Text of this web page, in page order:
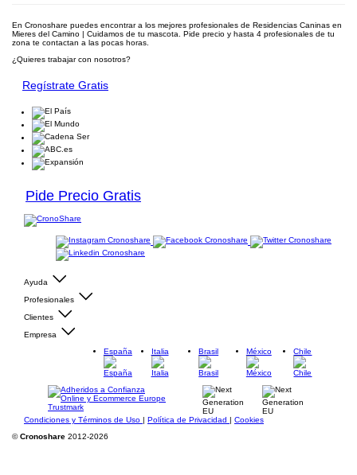
En Cronoshare puedes encontrar a los mejores profesionales de Residencias Caninas en
Mieres del Camino | Cuidamos de tu mascota. Pide precio y hasta 4 profesionales de tu
zona te contactan a las pocas horas.
¿Quieres trabajar con nosotros?
Regístrate Gratis
Pide Precio Gratis
Ayuda
Profesionales
Clientes
Empresa
España
Italia Brasil México Chile
Condiciones y Términos de Uso | Política de Privacidad | Cookies
©Cronoshare 2012-2026